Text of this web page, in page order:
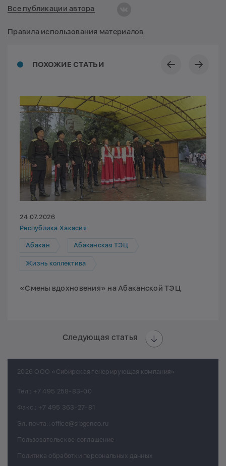
ПОХОЖИЕ СТАТЬИ
24.07.2026
Республика Хакасия
Абакан Абаканская ТЭЦ
Жизнь коллектива
«Смены вдохновения» на Абаканской ТЭЦ
Следующая статья
Все публикации автора
Правила использования материалов
2026 ООО «Сибирская генерирующая компания»
Тел.: +7 495 258-83-00
Факс.: +7 495 363-27-81
Эл. почта.: office@sibgenco.ru
Пользовательское соглашение
Политика обработки персональных данных